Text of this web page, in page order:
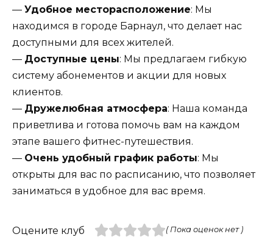
— Удобное месторасположение: Мы
находимся в городе Барнаул, что делает нас
доступными для всех жителей.
— Доступные цены: Мы предлагаем гибкую
систему абонементов и акции для новых
клиентов.
— Дружелюбная атмосфера: Наша команда
приветлива и готова помочь вам на каждом
этапе вашего фитнес-путешествия.
— Очень удобный график работы: Мы
открыты для вас по расписанию, что позволяет
заниматься в удобное для вас время.
Оцените клуб ( Пока оценок нет )